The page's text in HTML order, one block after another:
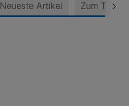
Neueste Artikel Zum Thema